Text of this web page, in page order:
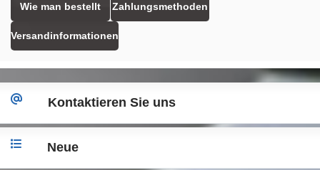
Wie man bestellt Zahlungsmethoden
Versandinformationen
Kontaktieren Sie uns
Neue